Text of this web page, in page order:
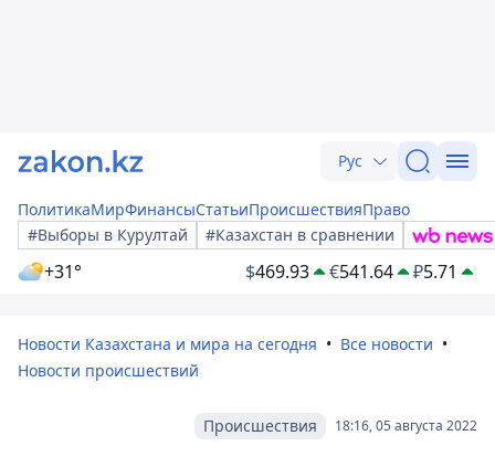
Рус
ПолитикаМирФинансыСтатьиПроисшествияПраво
#Выборы в Курултай
#Казахстан в сравнении
+31° $469.93 €541.64 ₽5.71
Новости Казахстана и мира на сегодня
Все новости
Новости происшествий
18:16, 05 августа 2022
Происшествия